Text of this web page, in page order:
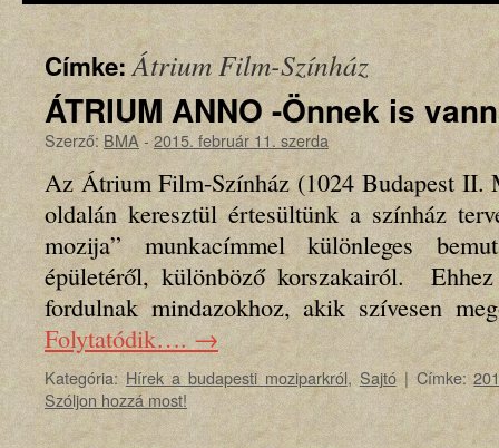
Címke:Átrium Film-Színház
ÁTRIUM ANNO -Önnek is
Szerző: BMA- 2015. február 11. szerda
Az Átrium Film-Színház (1024 Budapest
oldalán keresztül értesültünk a színház
mozija” munkacímmel különleges
épületéről, különböző korszakairól. Ehhez
fordulnak mindazokhoz, akik szívesen
Folytatódik….→
Kategória: Hírek a budapesti moziparkról, Sajtó | Címke:
Szóljon hozzá most!